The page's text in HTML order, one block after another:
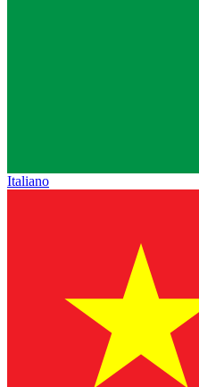
Italiano